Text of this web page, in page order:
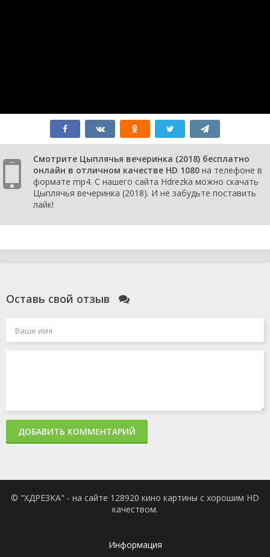
Смотрите Цыплячья вечеринка (2018) бесплатно
онлайн в отличном качестве HD 1080 на телефоне в
формате mp4. С нашего сайта Hdrezka можно скачать
Цыплячья вечеринка (2018). И не забудьте поставить
лайк!
Оставь свой отзыв
ДОБАВИТЬ КОММЕНТАРИЙ
© "ХДРЕЗКА" - на сайте 128920 кино картины с хорошим HD
качеством.
Информация